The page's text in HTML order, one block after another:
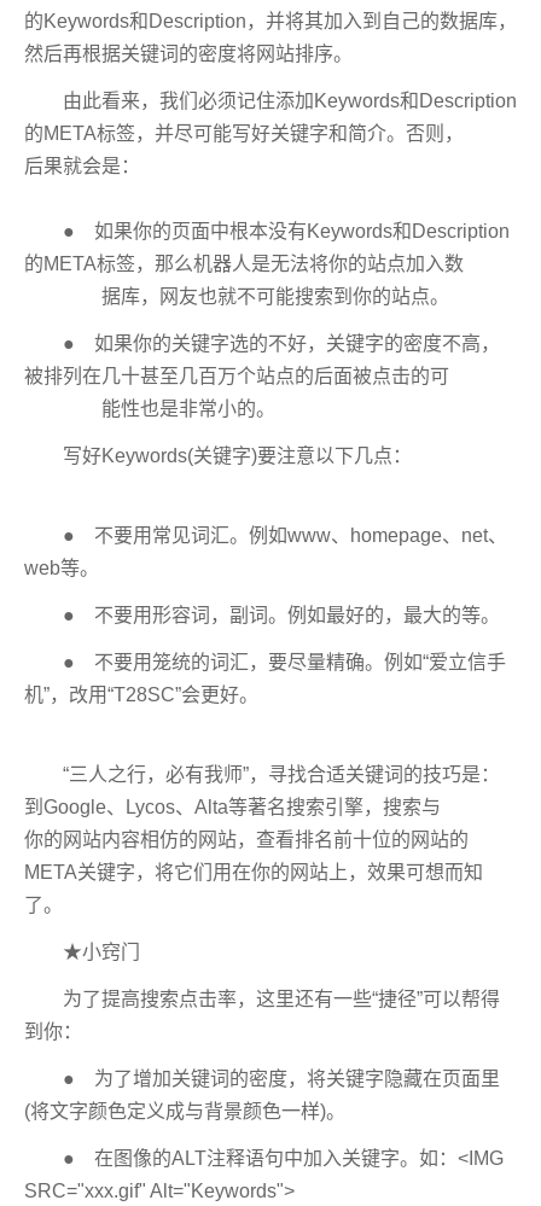
的Keywords和Description，并将其加入到自己的数据库，
然后再根据关键词的密度将网站排序。
由此看来，我们必须记住添加Keywords和Description
的META标签，并尽可能写好关键字和简介。否则，
后果就会是：
● 如果你的页面中根本没有Keywords和Description
的META标签，那么机器人是无法将你的站点加入数
据库，网友也就不可能搜索到你的站点。
● 如果你的关键字选的不好，关键字的密度不高，
被排列在几十甚至几百万个站点的后面被点击的可
能性也是非常小的。
写好Keywords(关键字)要注意以下几点：
● 不要用常见词汇。例如www、homepage、net、
web等。
● 不要用形容词，副词。例如最好的，最大的等。
● 不要用笼统的词汇，要尽量精确。例如“爱立信手
机”，改用“T28SC”会更好。
“三人之行，必有我师”，寻找合适关键词的技巧是：
到Google、Lycos、Alta等著名搜索引擎，搜索与
你的网站内容相仿的网站，查看排名前十位的网站的
META关键字，将它们用在你的网站上，效果可想而知
了。
★小窍门
为了提高搜索点击率，这里还有一些“捷径”可以帮得
到你：
● 为了增加关键词的密度，将关键字隐藏在页面里
(将文字颜色定义成与背景颜色一样)。
● 在图像的ALT注释语句中加入关键字。如：<IMG
SRC="xxx.gif" Alt="Keywords">